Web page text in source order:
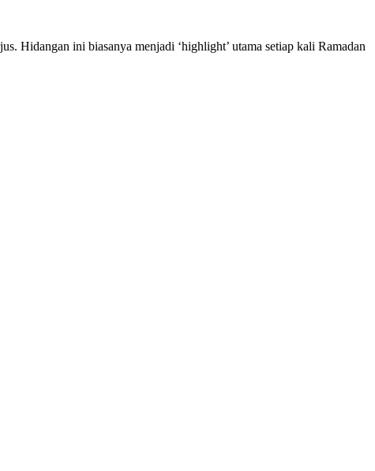
Hidangan ini biasanya menjadi ‘highlight’ utama setiap kali Ramadan